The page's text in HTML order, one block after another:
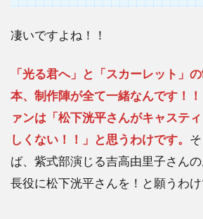
凄いですよね！！
「光る君へ」と「スカーレット」
本、制作陣が全て一緒なんです！
ァンは「松下洸平さんがキャステ
しくない！！」と思うわけです。
ば、紫式部演じる吉高由里子さん
長役に松下洸平さんを！と願うわけ